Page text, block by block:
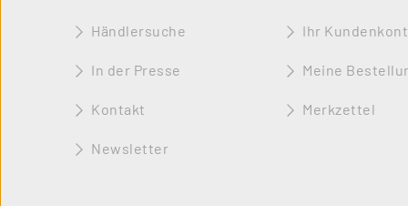
Händlersuche
In der Presse
Kontakt
Newsletter
Ihr
Meine
Merkzettel